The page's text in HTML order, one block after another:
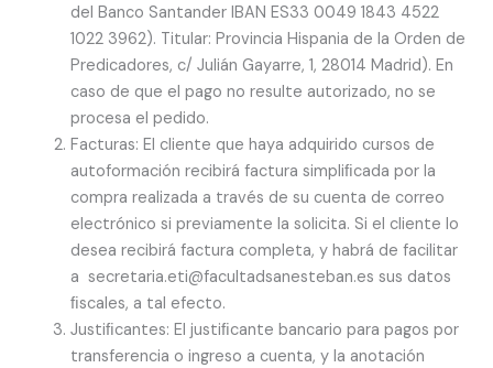
del Banco Santander IBAN ES33 0049 1843 4522
1022 3962). Titular: Provincia Hispania de la Orden de
Predicadores, c/ Julián Gayarre, 1, 28014 Madrid). En
caso de que el pago no resulte autorizado, no se
procesa el pedido.
Facturas: El cliente que haya adquirido cursos de
autoformación recibirá factura simpliﬁcada por la
compra realizada a través de su cuenta de correo
electrónico si previamente la solicita. Si el cliente lo
desea recibirá factura completa, y habrá de facilitar
a secretaria.eti@facultadsanesteban.es sus datos
ﬁscales, a tal efecto.
Justiﬁcantes: El justiﬁcante bancario para pagos por
transferencia o ingreso a cuenta, y la anotación